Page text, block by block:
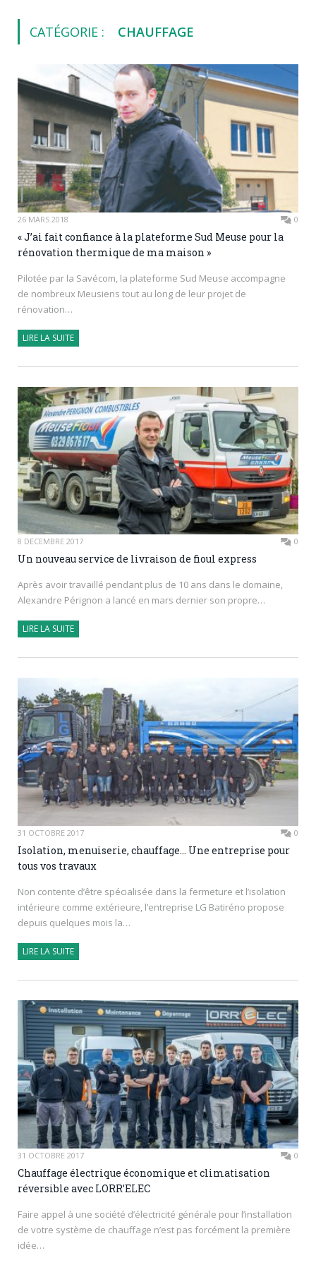
CATÉGORIE : CHAUFFAGE
26 MARS 2018 0
« J’ai fait confiance à la plateforme Sud Meuse pour la
rénovation thermique de ma maison »
Pilotée par la Savécom, la plateforme Sud Meuse accompagne
de nombreux Meusiens tout au long de leur projet de
rénovation…
LIRE LA SUITE
8 DÉCEMBRE 2017 0
Un nouveau service de livraison de fioul express
Après avoir travaillé pendant plus de 10 ans dans le domaine,
Alexandre Pérignon a lancé en mars dernier son propre…
LIRE LA SUITE
31 OCTOBRE 2017 0
Isolation, menuiserie, chauffage… Une entreprise pour
tous vos travaux
Non contente d’être spécialisée dans la fermeture et l’isolation
intérieure comme extérieure, l’entreprise LG Batiréno propose
depuis quelques mois la…
LIRE LA SUITE
31 OCTOBRE 2017 0
Chauffage électrique économique et climatisation
réversible avec LORR’ELEC
Faire appel à une société d’électricité générale pour l’installation
de votre système de chauffage n’est pas forcément la première
idée…